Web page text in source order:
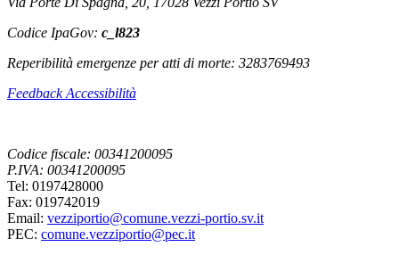
Codice IpaGov: c_l823
Reperibilità emergenze per atti di morte: 3283769493
Feedback Accessibilità
Codice fiscale: 00341200095
P.IVA: 00341200095
Tel: 0197428000
Fax: 019742019
Email: vezziportio@comune.vezzi-portio.sv.it
PEC: comune.vezziportio@pec.it